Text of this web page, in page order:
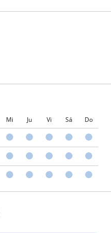
Mi Ju Vi Sá Do